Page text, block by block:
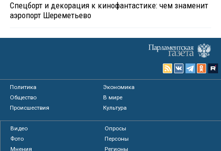
Спецборт и декорация к кинофантастике: чем знаменит
аэропорт Шереметьево
Политика
Экономика
Общество
В мире
Происшествия
Культура
Видео
Опросы
Фото
Персоны
Мнения
Регионы